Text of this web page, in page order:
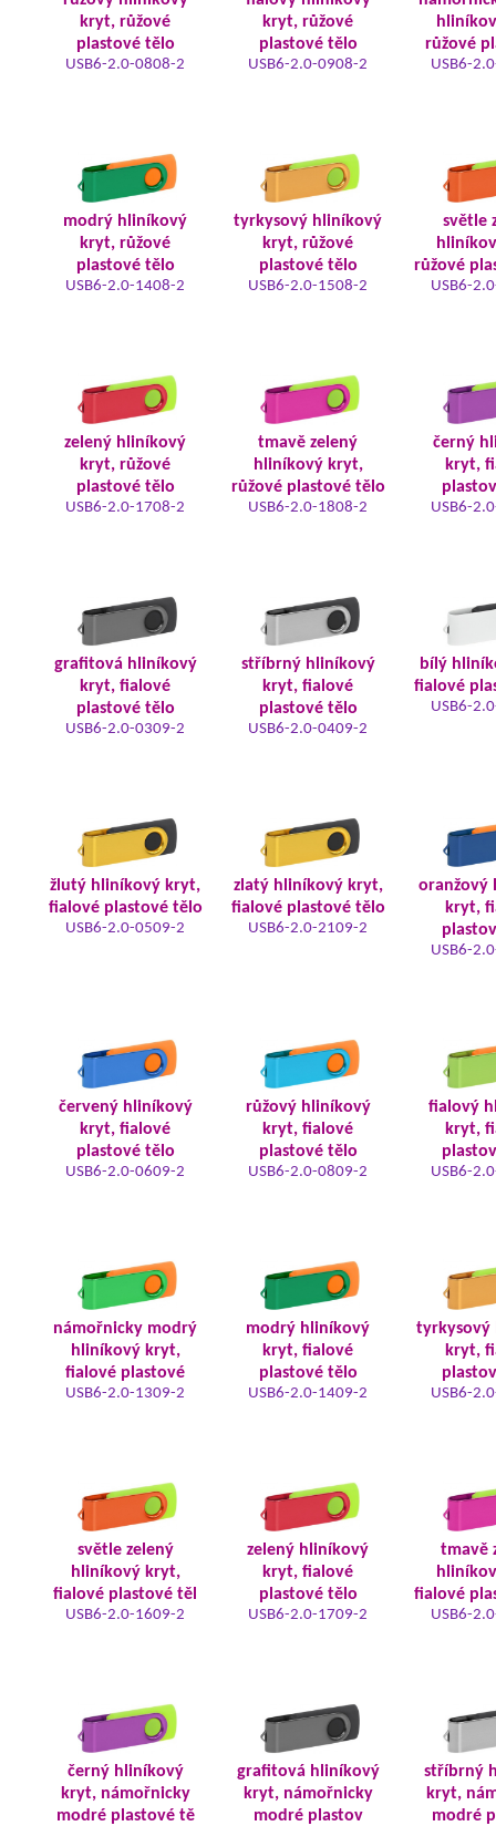
kryt, růžové
plastové tělo
USB6-2.0-0808-2
kryt, růžové
plastové tělo
USB6-2.0-0908-2
růžové
USB6-
modrý hliníkový
kryt, růžové
plastové tělo
USB6-2.0-1408-2
tyrkysový hliníkový
kryt, růžové
plastové tělo
USB6-2.0-1508-2
světle
růžové
USB6-
zelený hliníkový
kryt, růžové
plastové tělo
USB6-2.0-1708-2
tmavě zelený
hliníkový kryt,
růžové plastové tělo
USB6-2.0-1808-2
černý
kryt,
USB6-
grafitová hliníkový
kryt, fialové
plastové tělo
USB6-2.0-0309-2
stříbrný hliníkový
kryt, fialové
plastové tělo
USB6-2.0-0409-2
bílý
fialové
USB6-
žlutý hliníkový kryt,
fialové plastové tělo
USB6-2.0-0509-2
zlatý hliníkový kryt,
fialové plastové tělo
USB6-2.0-2109-2
oranžový
kryt,
USB6-
červený hliníkový
kryt, fialové
plastové tělo
USB6-2.0-0609-2
růžový hliníkový
kryt, fialové
plastové tělo
USB6-2.0-0809-2
fialový
kryt,
USB6-
námořnicky modrý
hliníkový kryt,
fialové plastové
USB6-2.0-1309-2
modrý hliníkový
kryt, fialové
plastové tělo
USB6-2.0-1409-2
tyrkysový
kryt,
USB6-
světle zelený
hliníkový kryt,
fialové plastové těl
USB6-2.0-1609-2
zelený hliníkový
kryt, fialové
plastové tělo
USB6-2.0-1709-2
tmavě
fialové
USB6-
černý hliníkový
kryt, námořnicky
modré plastové tě
grafitová hliníkový
kryt, námořnicky
modré plastov
stříbrný
kryt,
modré